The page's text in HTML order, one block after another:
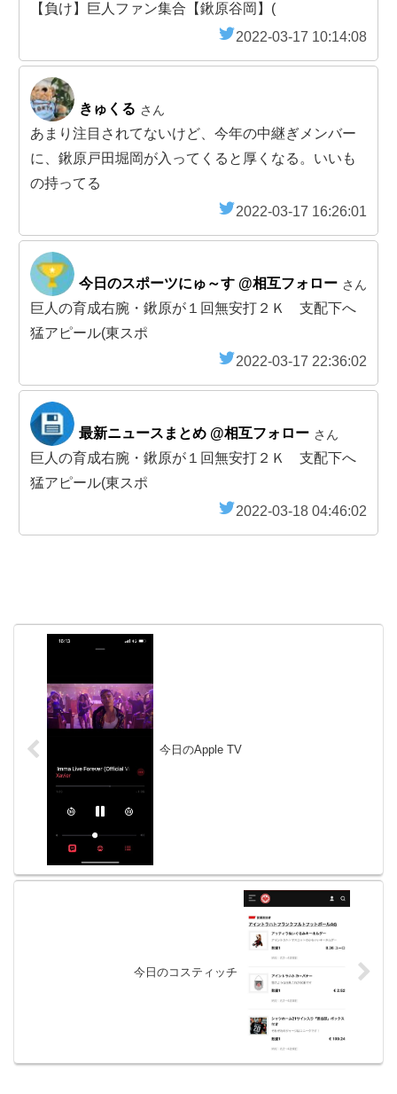
【負け】巨人ファン集合【鍬原谷岡】(
2022-03-17 10:14:08
きゅくる さん
あまり注目されてないけど、今年の中継ぎメンバー
に、鍬原戸田堀岡が入ってくると厚くなる。いいも
の持ってる
2022-03-17 16:26:01
今日のスポーツにゅ～す @相互フォロー さん
巨人の育成右腕・鍬原が１回無安打２Ｋ 支配下へ
猛アピール(東スポ
2022-03-17 22:36:02
最新ニュースまとめ @相互フォロー さん
巨人の育成右腕・鍬原が１回無安打２Ｋ 支配下へ
猛アピール(東スポ
2022-03-18 04:46:02
今日のApple TV
今日のコスティッチ